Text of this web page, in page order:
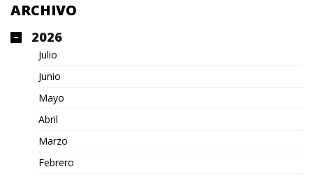
ARCHIVO
2026
Julio
Junio
Mayo
Abril
Marzo
Febrero